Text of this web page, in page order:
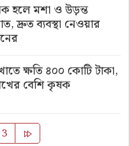
হলে মশা ও উড়ন্ত
দ্রুত ব্যবস্থা নেওয়ার
ক্ষতি ৪০০ কোটি টাকা,
বেশি কৃষক
3